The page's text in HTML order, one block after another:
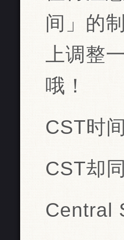
间」的
上调整
哦！
CST时间
CST却
Central